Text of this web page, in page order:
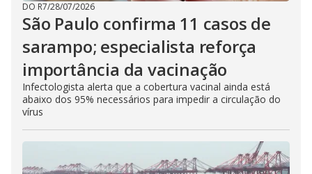
DO R7/28/07/2026
São Paulo confirma 11 casos de
sarampo; especialista reforça
importância da vacinação
Infectologista alerta que a cobertura vacinal ainda está
abaixo dos 95% necessários para impedir a circulação do
vírus